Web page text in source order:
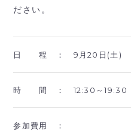
ださい。
日 程 ： 9月20日(土)
時 間 ： 12:30～19:30
参加費用 ：